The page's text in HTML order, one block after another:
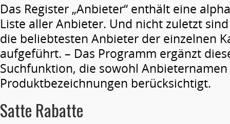
Das Register „Anbieter“ enthält eine
Liste aller Anbieter. Und nicht zuletzt sind
die beliebtesten Anbieter der einzelnen
aufgeführt. – Das Programm ergänzt
Suchfunktion, die sowohl Anbieternamen
Produktbezeichnungen berücksichtigt.
Satte Rabatte